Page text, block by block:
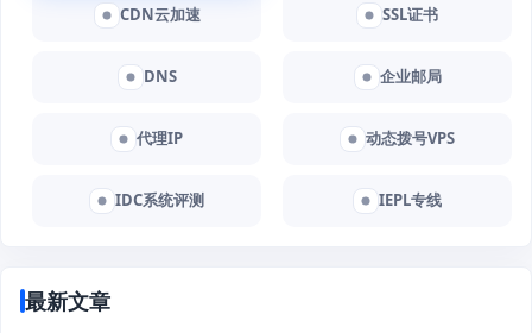
CDN云加速 SSL证书
DNS 企业邮局
代理IP 动态拨号VPS
IDC系统评测 IEPL专线
最新文章